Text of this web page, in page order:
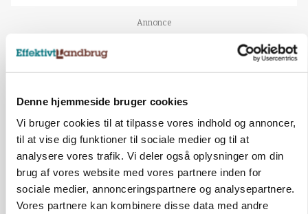
Denne hjemmeside bruger cookies
Vi bruger cookies til at tilpasse vores indhold og annoncer,
til at vise dig funktioner til sociale medier og til at
analysere vores trafik. Vi deler også oplysninger om din
brug af vores website med vores partnere inden for
sociale medier, annonceringspartnere og analysepartnere.
Vores partnere kan kombinere disse data med andre
Annonce
KVÆG